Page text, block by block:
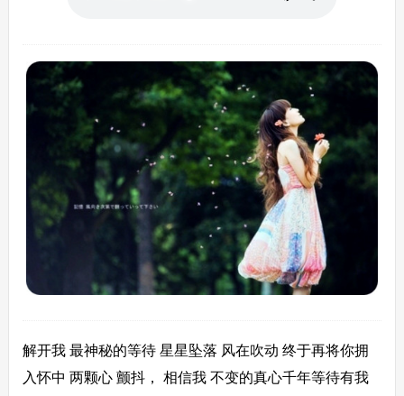
解开我 最神秘的等待 星星坠落 风在吹动 终于再将你拥
入怀中 两颗心 颤抖， 相信我 不变的真心千年等待有我